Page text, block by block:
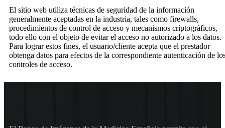
El sitio web utiliza técnicas de seguridad de la información
generalmente aceptadas en la industria, tales como firewalls,
procedimientos de control de acceso y mecanismos criptográficos,
todo ello con el objeto de evitar el acceso no autorizado a los datos.
Para lograr estos fines, el usuario/cliente acepta que el prestador
obtenga datos para efectos de la correspondiente autenticación de
controles de acceso.